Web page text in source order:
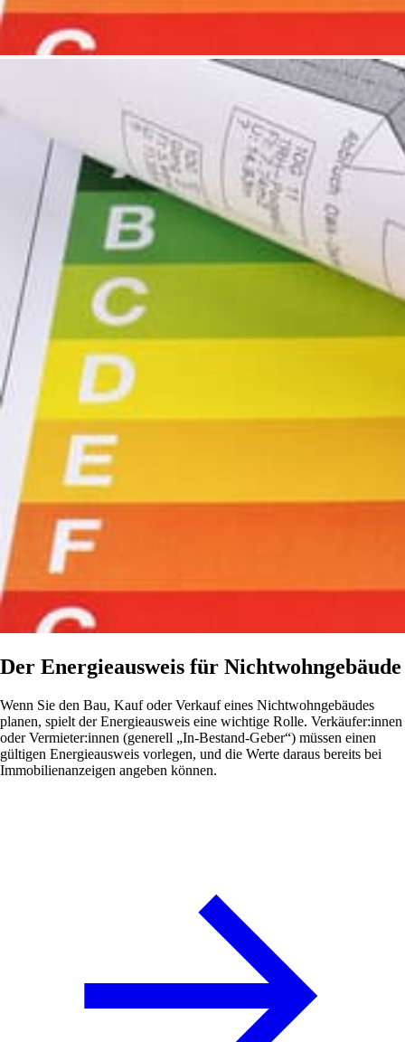
Der Energieausweis für Nichtwohngebäude
Wenn Sie den Bau, Kauf oder Verkauf eines Nichtwohngebäudes
planen, spielt der Energieausweis eine wichtige Rolle. Verkäufer:innen
oder Vermieter:innen (generell „In-Bestand-Geber“) müssen einen
gültigen Energieausweis vorlegen, und die Werte daraus bereits bei
Immobilienanzeigen angeben können.